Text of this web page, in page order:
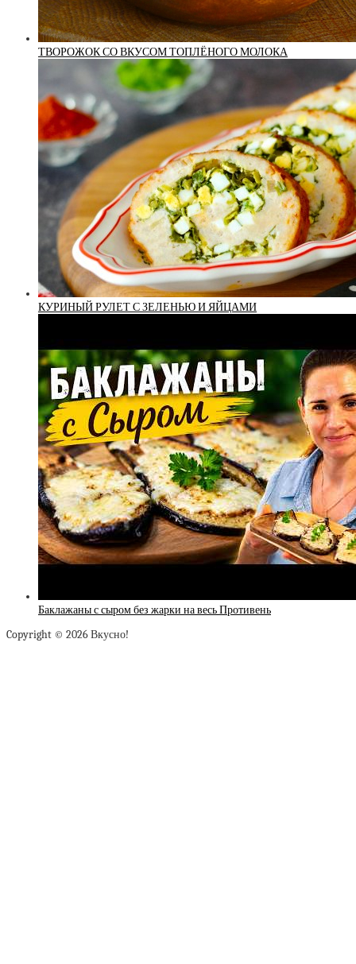
ТВОРОЖОК СО ВКУСОМ ТОПЛЁНОГО МОЛОКА
КУРИНЫЙ РУЛЕТ С ЗЕЛЕНЬЮ И ЯЙЦАМИ
Баклажаны с сыром без жарки на весь Противень
Copyright © 2026 Вкусно!